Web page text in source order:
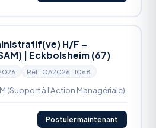
H/F –
| Eckbolsheim (67)
Réf : OA2026-1068
(Support à l'Action Managériale)
Postuler maintenant